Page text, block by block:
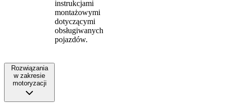
instrukcjami
montażowymi
dotyczącymi
obsługiwanych
pojazdów.
Rozwiązania
w zakresie
motoryzacji